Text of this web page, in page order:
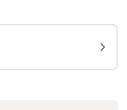
Künstler gewidmet
So hast du das
Welt zu sein. Das
wider: Natürliche
treffen auf modernes
als auch Inspiration